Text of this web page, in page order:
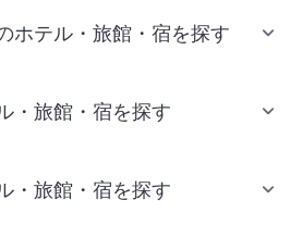
ホテル・旅館・宿を探す
・旅館・宿を探す
・旅館・宿を探す